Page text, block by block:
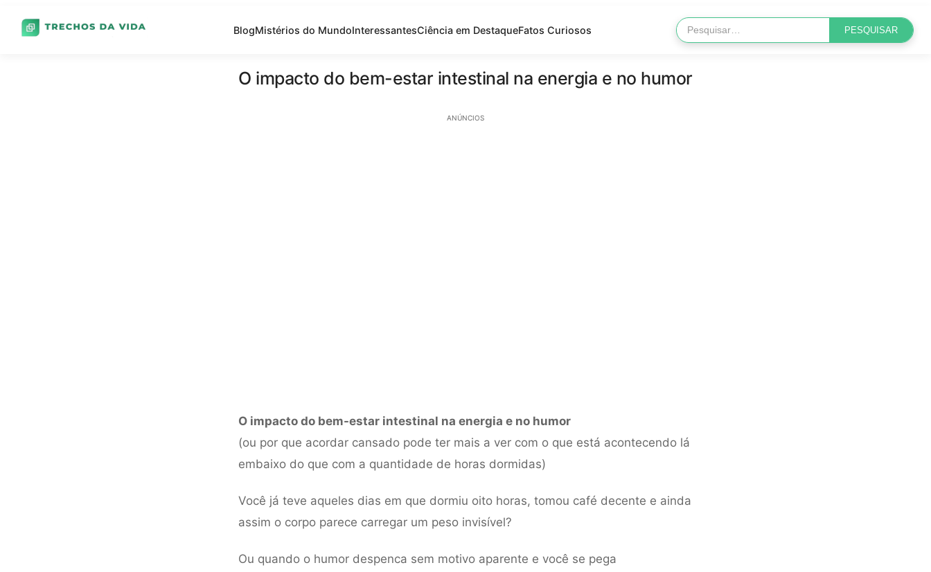
BlogMistérios do MundoInteressantesCiência em DestaqueFatos Curiosos
O impacto do bem-estar intestinal na energia e no humor
ANÚNCIOS
O impacto do bem-estar intestinal na energia e no humor
(ou por que acordar cansado pode ter mais a ver com o que está acontecendo lá
embaixo do que com a quantidade de horas dormidas)
Você já teve aqueles dias em que dormiu oito horas, tomou café decente e ainda
assim o corpo parece carregar um peso invisível?
Ou quando o humor despenca sem motivo aparente e você se pega